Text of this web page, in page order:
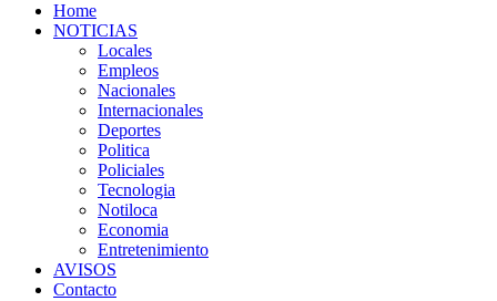
Home
NOTICIAS
Locales
Empleos
Nacionales
Internacionales
Deportes
Politica
Policiales
Tecnologia
Notiloca
Economia
Entretenimiento
AVISOS
Contacto